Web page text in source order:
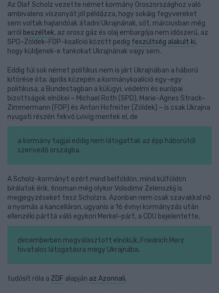
Az Olaf Scholz vezette német kormány Oroszországhoz való
ambivalens viszonyát jól példázza, hogy sokáig fegyvereket
sem voltak hajlandóak átadni Ukrajnának, sőt, márciusban még
arról beszéltek, az orosz gáz és olaj embargója nem időszerű, az
SPD–Zöldek–FDP-koalíció között pedig feszültség alakult ki,
hogy küldjenek-e tankokat Ukrajnának vagy sem.
Eddig túl sok német politikus nem is járt Ukrajnában a háború
kitörése óta; április közepén a kormánykoalíció egy-egy
politikusa, a Bundestagban a külügyi, védelmi és európai
bizottságok elnökei – Michael Roth (SPD), Marie-Agnes Strack-
Zimmermann (FDP) és Anton Hofreiter (Zöldek) – is csak Ukrajna
nyugati részén fekvő Lvivig mentek el, de
a kormány tagjai eddig nem látogattak az épp háborútól
szenvedő országba.
A Scholz-kormányt ezért mind belföldön, mind külföldön
bírálatok érik, finoman még olykor Volodimir Zelenszkij is
megjegyzéseket tesz Scholzra. Azonban nem csak szavakkal nő
a nyomás a kancelláron, ugyanis a 16 évnyi kormányzás után
ellenzéki párttá váló egykori Merkel-párt, a CDU bejelentette,
decemberben megválasztott elnökük, Friedrich Merz
hivatalos látogatásra megy Ukrajnába,
tudósít róla a ZDF alapján az Azonnali.